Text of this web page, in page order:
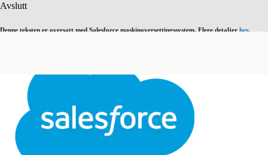
Avslutt
Denne teksten er oversatt med Salesforce maskinoversettingssystem. Flere detaljer her.
Avslutt Avslutt